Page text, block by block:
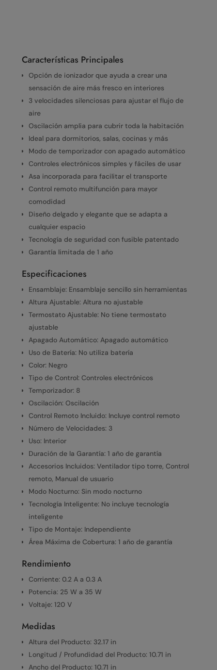
Características Principales
Opción de ionizador que ayuda a crear una
sensación de aire más fresco en interiores
3 velocidades silenciosas para ajustar el flujo de
aire
Oscilación amplia para cubrir toda la habitación
Ideal para dormitorios, salas, cocinas y más
Modo de temporizador con apagado automático
Controles electrónicos simples y fáciles de usar
Asa incorporada para facilitar el transporte
Control remoto multifunción para mayor
comodidad
Diseño delgado y elegante que se adapta a
cualquier espacio
Tecnología de seguridad con fusible patentado
Garantía limitada de 1 año
Especificaciones
Ensamblaje: Ensamblaje sencillo sin herramientas
Altura Ajustable: Altura no ajustable
Termostato Ajustable: No tiene termostato
ajustable
Apagado Automático: Apagado automático
Uso de Batería: No utiliza batería
Color: Negro
Tipo de Control: Controles electrónicos
Temporizador: 8
Oscilación: Oscilación
Control Remoto Incluido: Incluye control remoto
Número de Velocidades: 3
Uso: Interior
Duración de la Garantía: 1 año de garantía
Accesorios Incluidos: Ventilador tipo torre, Control
remoto, Manual de usuario
Modo Nocturno: Sin modo nocturno
Tecnología Inteligente: No incluye tecnología
inteligente
Tipo de Montaje: Independiente
Área Máxima de Cobertura: 1 año de garantía
Rendimiento
Corriente: 0.2 A a 0.3 A
Potencia: 25 W a 35 W
Voltaje: 120 V
Medidas
Altura del Producto: 32.17 in
Longitud / Profundidad del Producto: 10.71 in
Ancho del Producto: 10.71 in